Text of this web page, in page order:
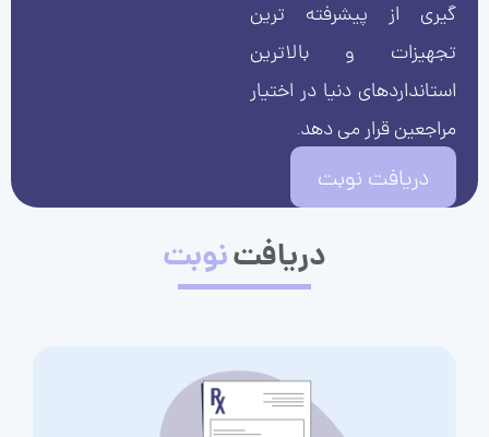
گیری از پیشرفته ترین
تجهیزات و بالاترین
استانداردهای دنیا در اختیار
مراجعین قرار می دهد.
دریافت نوبت
دریافتنوبت